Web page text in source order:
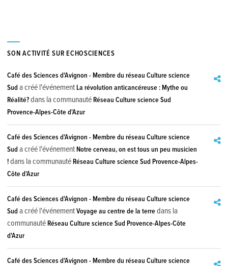
SON ACTIVITÉ SUR ECHOSCIENCES
Café des Sciences d'Avignon - Membre du réseau Culture science
Sud a créé l'événementLa révolution anticancéreuse : Mythe ou
Réalité?dans la communautéRéseau Culture science Sud
Provence-Alpes-Côte d'Azur
Café des Sciences d'Avignon - Membre du réseau Culture science
Sud a créé l'événementNotre cerveau, on est tous un peu musicien
!dans la communautéRéseau Culture science Sud Provence-Alpes-
Côte d'Azur
Café des Sciences d'Avignon - Membre du réseau Culture science
Sud a créé l'événementVoyage au centre de la terredans la
communautéRéseau Culture science Sud Provence-Alpes-Côte
d'Azur
Café des Sciences d'Avignon - Membre du réseau Culture science